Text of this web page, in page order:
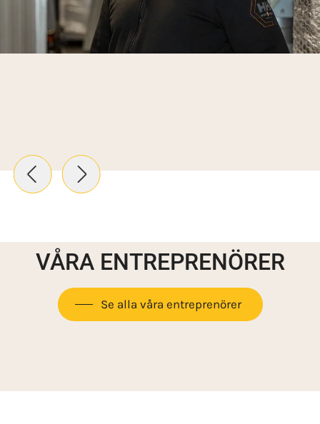
VÅRA ENTREPRENÖRER
Se alla våra entreprenörer